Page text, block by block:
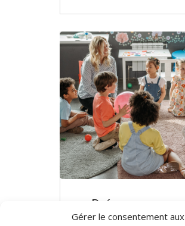
Gérer le consentement aux
Préserver son
équilibre